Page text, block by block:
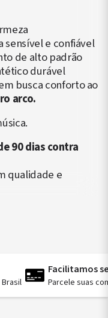
sensível e confiável
de alto padrão
durável
busca conforto ao
arco.
90 dias contra
qualidade e
Facilitamos
Parcele suas